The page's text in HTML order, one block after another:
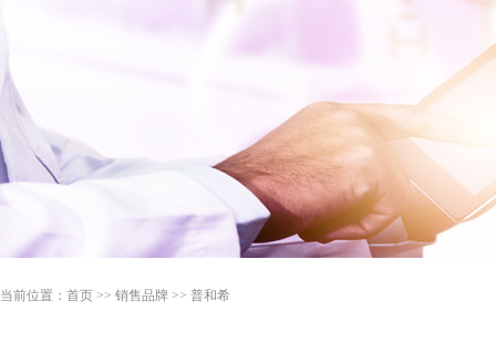
当前位置： 首页 >> 销售品牌 >> 普和希